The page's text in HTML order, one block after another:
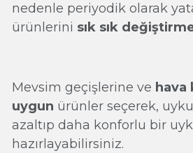
nedenle periyodik olarak
ürünlerini sık sık
Mevsim geçişlerine ve hava
uygun ürünler seçerek,
azaltıp daha konforlu bir
hazırlayabilirsiniz.